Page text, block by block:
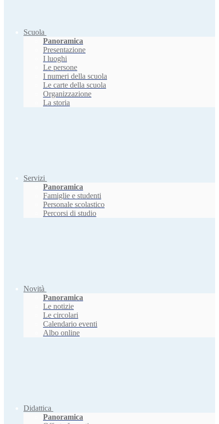
Scuola
Panoramica
Presentazione
I luoghi
Le persone
I numeri della scuola
Le carte della scuola
Organizzazione
La storia
Servizi
Panoramica
Famiglie e studenti
Personale scolastico
Percorsi di studio
Novità
Panoramica
Le notizie
Le circolari
Calendario eventi
Albo online
Didattica
Panoramica